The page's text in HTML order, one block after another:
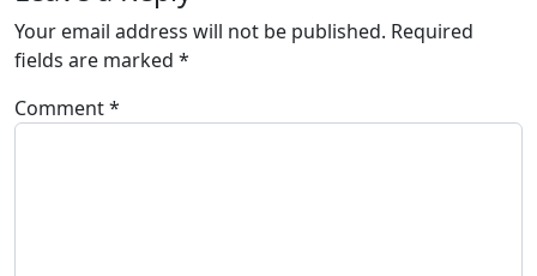
Your email address will not be published. Required
fields are marked *
Comment*